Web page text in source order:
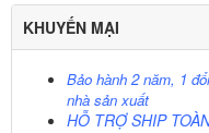
KHUYẾN MẠI
Bảo hành 2 năm, 1
nhà sản xuất
HỖ TRỢ SHIP